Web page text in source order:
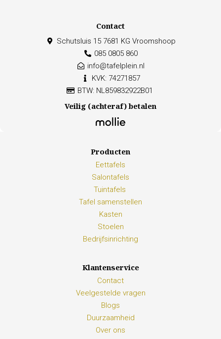
Contact
Schutsluis 15 7681 KG Vroomshoop
085 0805 860
info@tafelplein.nl
KVK: 74271857
BTW: NL859832922B01
Veilig (achteraf) betalen
Producten
Eettafels
Salontafels
Tuintafels
Tafel samenstellen
Kasten
Stoelen
Bedrijfsinrichting
Klantenservice
Contact
Veelgestelde vragen
Blogs
Duurzaamheid
Over ons